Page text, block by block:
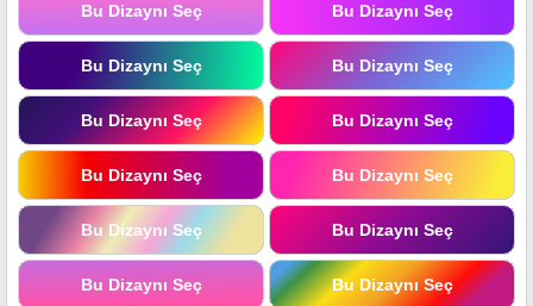
Bu Dizaynı Seç Bu Dizaynı Seç
Bu Dizaynı Seç Bu Dizaynı Seç
Bu Dizaynı Seç Bu Dizaynı Seç
Bu Dizaynı Seç Bu Dizaynı Seç
Bu Dizaynı Seç Bu Dizaynı Seç
Bu Dizaynı Seç Bu Dizaynı Seç